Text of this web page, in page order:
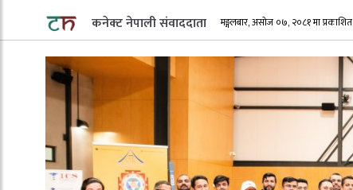
कनेक्ट नेपाली संवाददाता मङ्गलबार, असोज ०७, २०८१ मा प्रकाशित